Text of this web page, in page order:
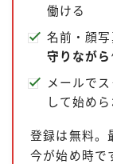
働ける
名前・顔写
守りながら
メールで
して始めら
登録は無料。
今が始め時で